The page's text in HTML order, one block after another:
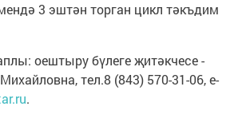
3 эштән торган цикл тәкъдим
оештыру бүлеге җитәкчесе -
тел.8 (843) 570-31-06, e-
.